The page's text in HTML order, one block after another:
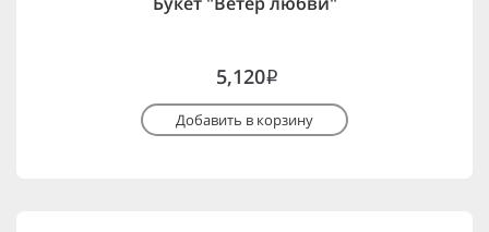
5,120i
Добавить в корзину